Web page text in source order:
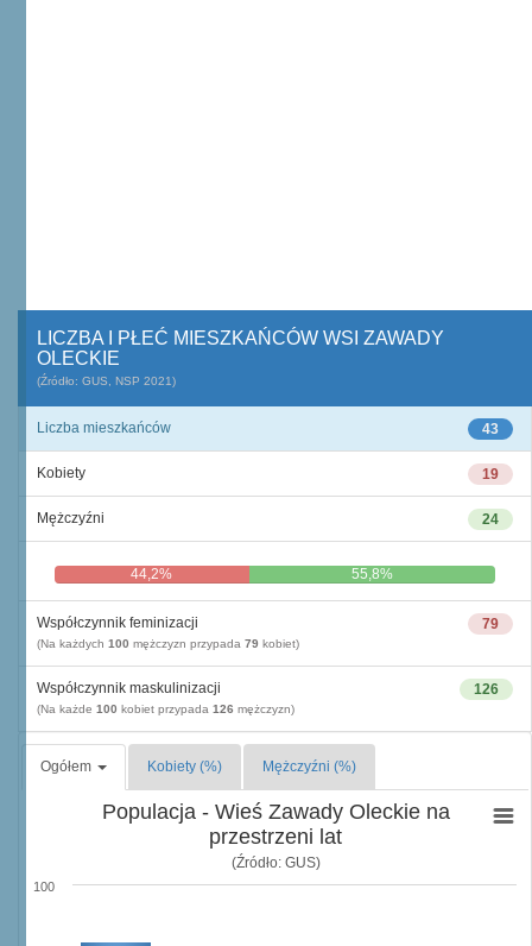
LICZBA I PŁEĆ MIESZKAŃCÓW WSI ZAWADY
OLECKIE
(Źródło: GUS, NSP 2021)
43
Liczba mieszkańców
19
Kobiety
24
Mężczyźni
44,2% 55,8%
79
Współczynnik feminizacji
(Na każdych 100 mężczyzn przypada 79 kobiet)
126
Współczynnik maskulinizacji
(Na każde 100 kobiet przypada 126 mężczyzn)
Ogółem Kobiety (%) Mężczyźni (%)
Populacja - Wieś Zawady Oleckie na
przestrzeni lat
(Źródło: GUS)
100